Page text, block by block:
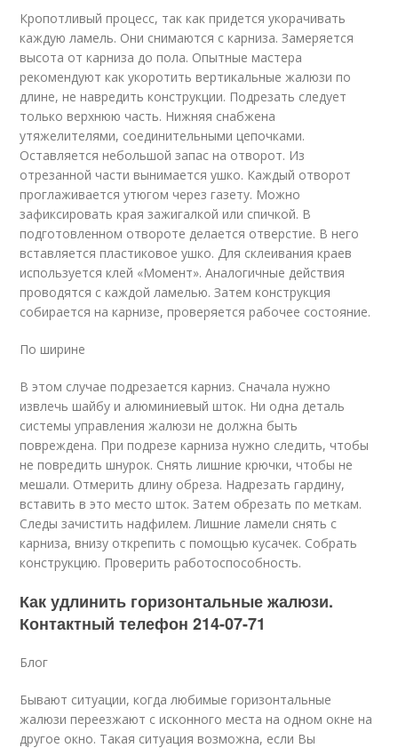
Кропотливый процесс, так как придется укорачивать
каждую ламель. Они снимаются с карниза. Замеряется
высота от карниза до пола. Опытные мастера
рекомендуют как укоротить вертикальные жалюзи по
длине, не навредить конструкции. Подрезать следует
только верхнюю часть. Нижняя снабжена
утяжелителями, соединительными цепочками.
Оставляется небольшой запас на отворот. Из
отрезанной части вынимается ушко. Каждый отворот
проглаживается утюгом через газету. Можно
зафиксировать края зажигалкой или спичкой. В
подготовленном отвороте делается отверстие. В него
вставляется пластиковое ушко. Для склеивания краев
используется клей «Момент». Аналогичные действия
проводятся с каждой ламелью. Затем конструкция
собирается на карнизе, проверяется рабочее состояние.
По ширине
В этом случае подрезается карниз. Сначала нужно
извлечь шайбу и алюминиевый шток. Ни одна деталь
системы управления жалюзи не должна быть
повреждена. При подрезе карниза нужно следить, чтобы
не повредить шнурок. Снять лишние крючки, чтобы не
мешали. Отмерить длину обреза. Надрезать гардину,
вставить в это место шток. Затем обрезать по меткам.
Следы зачистить надфилем. Лишние ламели снять с
карниза, внизу открепить с помощью кусачек. Собрать
конструкцию. Проверить работоспособность.
Как удлинить горизонтальные жалюзи.
Контактный телефон 214-07-71
Блог
Бывают ситуации, когда любимые горизонтальные
жалюзи переезжают с исконного места на одном окне на
другое окно. Такая ситуация возможна, если Вы